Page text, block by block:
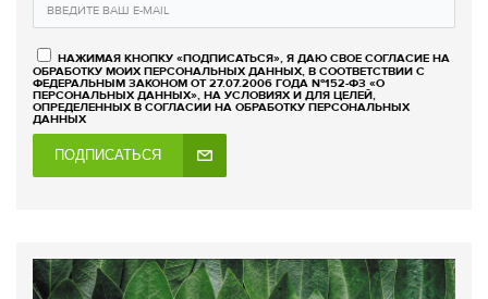
НАЖИМАЯ КНОПКУ «ПОДПИСАТЬСЯ», Я ДАЮ СВОЕ СОГЛАСИЕ НА
ОБРАБОТКУ МОИХ ПЕРСОНАЛЬНЫХ ДАННЫХ, В СООТВЕТСТВИИ С
ФЕДЕРАЛЬНЫМ ЗАКОНОМ ОТ 27.07.2006 ГОДА №152-ФЗ «О
ПЕРСОНАЛЬНЫХ ДАННЫХ», НА УСЛОВИЯХ И ДЛЯ ЦЕЛЕЙ,
ОПРЕДЕЛЕННЫХ В СОГЛАСИИ НА ОБРАБОТКУ ПЕРСОНАЛЬНЫХ
ДАННЫХ
ПОДПИСАТЬСЯ